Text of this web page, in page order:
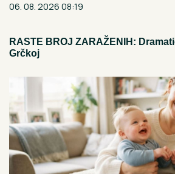
06. 08. 2026 08:19
RASTE BROJ ZARAŽENIH:
Grčkoj